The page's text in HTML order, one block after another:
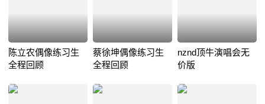
陈立农偶像练习生
全程回顾
蔡徐坤偶像练习生
全程回顾
nznd顶牛演唱会无
价版